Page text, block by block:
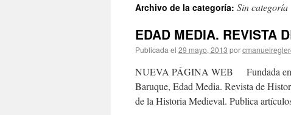
Archivo de la categoría: Sin categoría
EDAD MEDIA. REVISTA
Publicada el 29 mayo, 2013 por
NUEVA PÁGINA WEB Fundada en
Baruque, Edad Media. Revista de
de la Historia Medieval. Publica